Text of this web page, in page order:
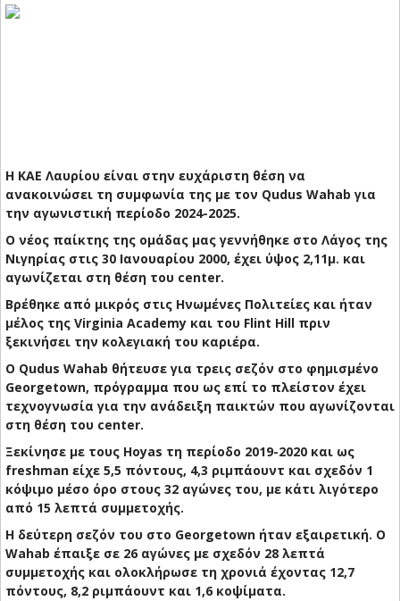
Η ΚΑΕ Λαυρίου είναι στην ευχάριστη θέση να
ανακοινώσει τη συμφωνία της με τον Qudus Wahab για
την αγωνιστική περίοδο 2024-2025.
Ο νέος παίκτης της ομάδας μας γεννήθηκε στο Λάγος της
Νιγηρίας στις 30 Ιανουαρίου 2000, έχει ύψος 2,11μ. και
αγωνίζεται στη θέση του center.
Βρέθηκε από μικρός στις Ηνωμένες Πολιτείες και ήταν
μέλος της Virginia Academy και του Flint Hill πριν
ξεκινήσει την κολεγιακή του καριέρα.
Ο Qudus Wahab θήτευσε για τρεις σεζόν στο φημισμένο
Georgetown, πρόγραμμα που ως επί το πλείστον έχει
τεχνογνωσία για την ανάδειξη παικτών που αγωνίζονται
στη θέση του center.
Ξεκίνησε με τους Hoyas τη περίοδο 2019-2020 και ως
freshman είχε 5,5 πόντους, 4,3 ριμπάουντ και σχεδόν 1
κόψιμο μέσο όρο στους 32 αγώνες του, με κάτι λιγότερο
από 15 λεπτά συμμετοχής.
Η δεύτερη σεζόν του στο Georgetown ήταν εξαιρετική. Ο
Wahab έπαιξε σε 26 αγώνες με σχεδόν 28 λεπτά
συμμετοχής και ολοκλήρωσε τη χρονιά έχοντας 12,7
πόντους, 8,2 ριμπάουντ και 1,6 κοψίματα.